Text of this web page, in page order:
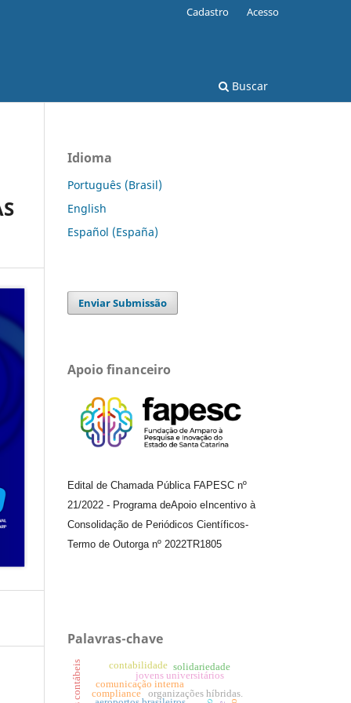
Buscar
Cadastro Acesso
Idioma
Português (Brasil)
English
Español (España)
Enviar Submissão
Apoio financeiro
Edital de Chamada Pública FAPESC nº
21/2022 - Programa deApoio e Incentivo à
Consolidação de Periódicos Científicos-
Termo de Outorga nº 2022TR1805
Palavras-chave
organizações híbridas.
compliance
comunicação interna
jovens universitários
solidariedade
contabilidade